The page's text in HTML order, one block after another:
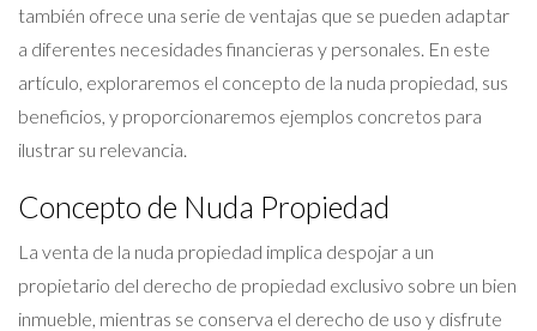
también ofrece una serie de ventajas que se pueden adaptar
a diferentes necesidades financieras y personales. En este
artículo, exploraremos el concepto de la nuda propiedad, sus
beneficios, y proporcionaremos ejemplos concretos para
ilustrar su relevancia.
Concepto de Nuda Propiedad
La venta de la nuda propiedad implica despojar a un
propietario del derecho de propiedad exclusivo sobre un bien
inmueble, mientras se conserva el derecho de uso y disfrute